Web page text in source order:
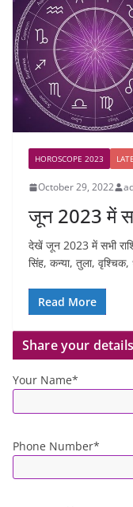
HOROSCOPE 2023
October 29, 2022
जून 2023 में
देखें जून 2023 में सभी
सिंह, कन्या, तुला,
Read More
Share your
Your Name*
Phone Number*